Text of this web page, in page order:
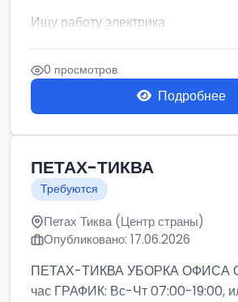
Ищу работу электрика
0 просмотров
Подробнее
ПЕТАХ-ТИКВА
Требуются
Петах Тиква (Центр страны)
Опубликовано: 17.06.2026
ПЕТАХ-ТИКВА УБОРКА ОФИСА
час ГРАФИК: Вс-Чт 07:00-19:00,